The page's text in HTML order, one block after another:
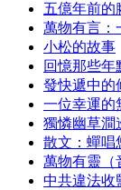
五億年前的
萬物有言：
小松的故事
回憶那些年
發快遞中的
一位幸運的
獨憐幽草澗
散文：蟬唱
萬物有靈（
中共違法收